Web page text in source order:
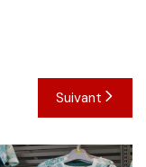
Suivant